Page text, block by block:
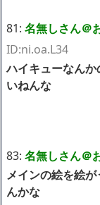
81: 名無しさん＠
ID:ni.oa.L34
ハイキューなん
いねんな
83: 名無しさん＠
メインの絵を絵
んかな